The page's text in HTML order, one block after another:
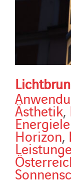
Ästhetik,
Horizon,